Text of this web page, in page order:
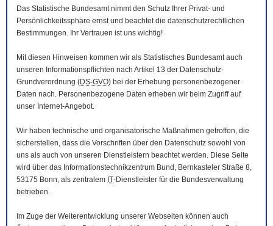
Das Statistische Bundesamt nimmt den Schutz Ihrer Privat- und
Persönlichkeitssphäre ernst und beachtet die datenschutzrechtlichen
Bestimmungen. Ihr Vertrauen ist uns wichtig!
Mit diesen Hinweisen kommen wir als Statistisches Bundesamt auch
unseren Informationspflichten nach Artikel 13 der Datenschutz-
Grundverordnung (DS-GVO) bei der Erhebung personenbezogener
Daten nach. Personenbezogene Daten erheben wir beim Zugriff auf
unser Internet-Angebot.
Wir haben technische und organisatorische Maßnahmen getroffen, die
sicherstellen, dass die Vorschriften über den Datenschutz sowohl von
uns als auch von unseren Dienstleistern beachtet werden. Diese Seite
wird über das Informationstechnikzentrum Bund, Bernkasteler Straße 8,
53175 Bonn, als zentralem IT-Dienstleister für die Bundesverwaltung
betrieben.
Im Zuge der Weiterentwicklung unserer Webseiten können auch